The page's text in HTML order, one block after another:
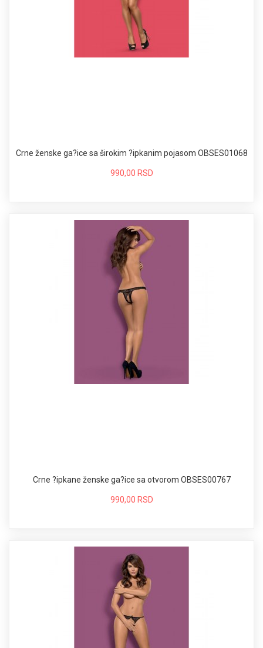
Crne ženske ga?ice sa širokim ?ipkanim pojasom OBSES01068
990,00 RSD
Crne ?ipkane ženske ga?ice sa otvorom OBSES00767
990,00 RSD